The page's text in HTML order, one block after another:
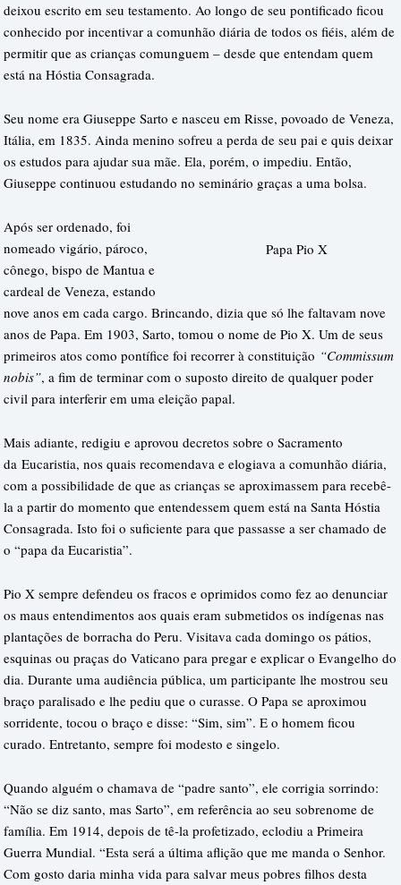
deixou escrito em seu testamento. Ao longo de seu pontificado ficou
conhecido por incentivar a comunhão diária de todos os fiéis, além de
permitir que as crianças comunguem – desde que entendam quem
está na Hóstia Consagrada.
Seu nome era Giuseppe Sarto e nasceu em Risse, povoado de Veneza,
Itália, em 1835. Ainda menino sofreu a perda de seu pai e quis deixar
os estudos para ajudar sua mãe. Ela, porém, o impediu. Então,
Giuseppe continuou estudando no seminário graças a uma bolsa.
Papa Pio X
Após ser ordenado, foi
nomeado vigário, pároco,
cônego, bispo de Mantua e
cardeal de Veneza, estando
nove anos em cada cargo. Brincando, dizia que só lhe faltavam nove
anos de Papa. Em 1903, Sarto, tomou o nome de Pio X. Um de seus
primeiros atos como pontífice foi recorrer à constituição “Commissum
nobis”, a fim de terminar com o suposto direito de qualquer poder
civil para interferir em uma eleição papal.
Mais adiante, redigiu e aprovou decretos sobre o Sacramento
da Eucaristia, nos quais recomendava e elogiava a comunhão diária,
com a possibilidade de que as crianças se aproximassem para recebê-
la a partir do momento que entendessem quem está na Santa Hóstia
Consagrada. Isto foi o suficiente para que passasse a ser chamado de
o “papa da Eucaristia”.
Pio X sempre defendeu os fracos e oprimidos como fez ao denunciar
os maus entendimentos aos quais eram submetidos os indígenas nas
plantações de borracha do Peru. Visitava cada domingo os pátios,
esquinas ou praças do Vaticano para pregar e explicar o Evangelho do
dia. Durante uma audiência pública, um participante lhe mostrou seu
braço paralisado e lhe pediu que o curasse. O Papa se aproximou
sorridente, tocou o braço e disse: “Sim, sim”. E o homem ficou
curado. Entretanto, sempre foi modesto e singelo.
Quando alguém o chamava de “padre santo”, ele corrigia sorrindo:
“Não se diz santo, mas Sarto”, em referência ao seu sobrenome de
família. Em 1914, depois de tê-la profetizado, eclodiu a Primeira
Guerra Mundial. “Esta será a última aflição que me manda o Senhor.
Com gosto daria minha vida para salvar meus pobres filhos desta